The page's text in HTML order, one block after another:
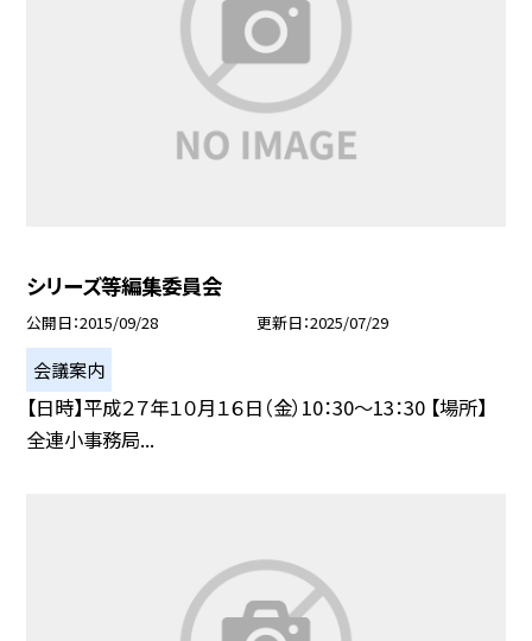
シリーズ等編集委員会
公開日 2015/09/28 更新日 2025/07/29
会議案内
【日時】平成２７年１０月１６日（金）10：30〜13：30 【場所】
全連小事務局...